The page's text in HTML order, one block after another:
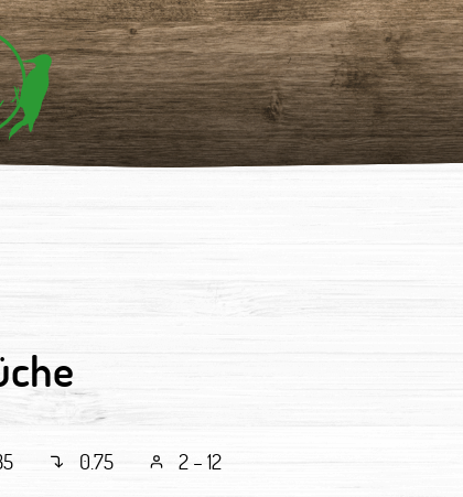
0.75 2 – 12